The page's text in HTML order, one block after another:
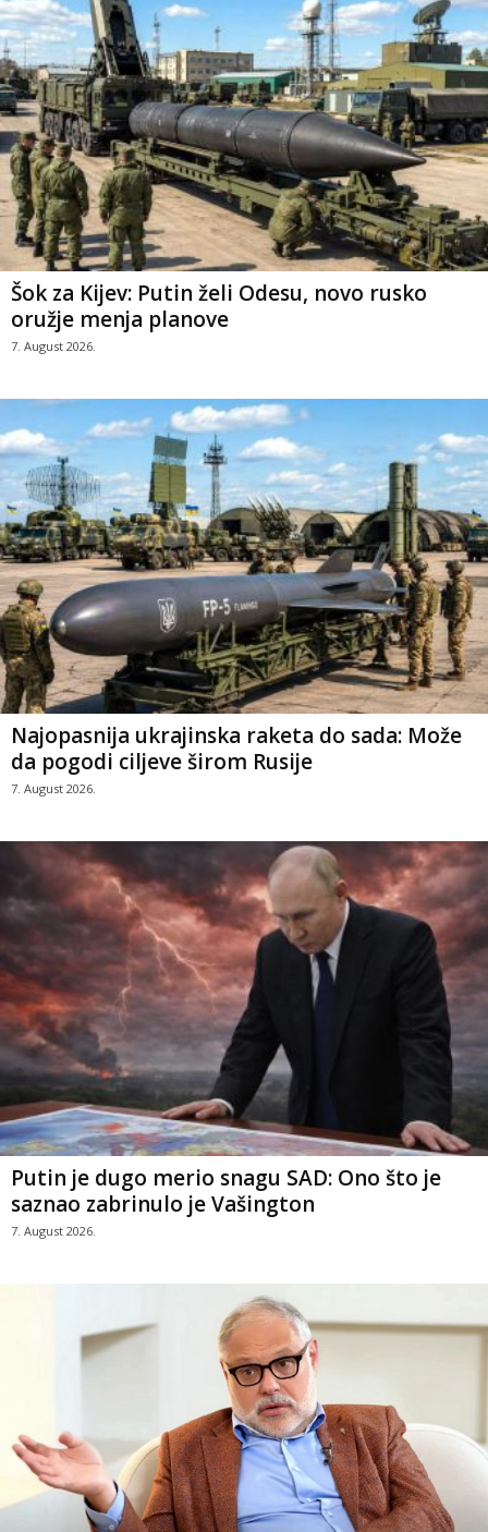
Šok za Kijev: Putin želi Odesu, novo rusko
oružje menja planove
7. August 2026.
Najopasnija ukrajinska raketa do sada: Može
da pogodi ciljeve širom Rusije
7. August 2026.
Putin je dugo merio snagu SAD: Ono što je
saznao zabrinulo je Vašington
7. August 2026.